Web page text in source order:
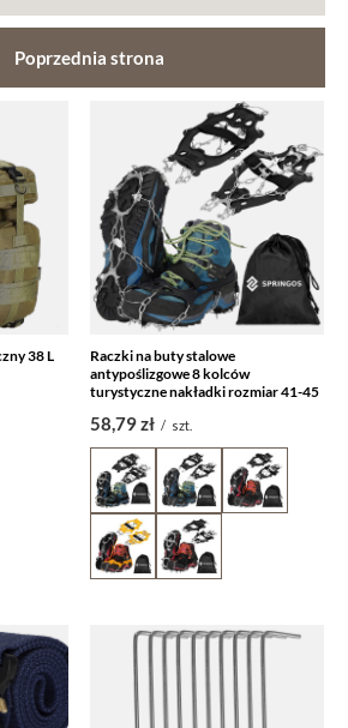
Poprzednia strona
38 L
Raczki na buty stalowe
antypoślizgowe 8 kolców
turystyczne nakładki rozmiar 41-45
58,79 zł / szt.